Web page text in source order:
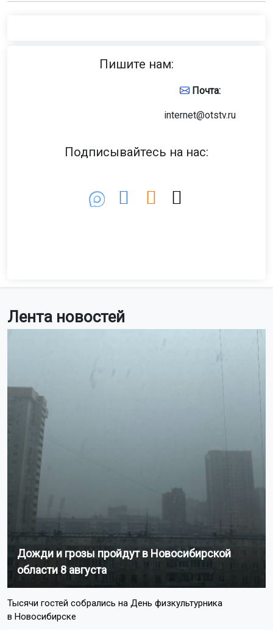
Лента новостей
Дожди и грозы пройдут в Новосибирской
области 8 августа
Тысячи гостей собрались на День физкультурника
в Новосибирске
Пишите нам:
Почта:
internet@otstv.ru
Подписывайтесь на нас: